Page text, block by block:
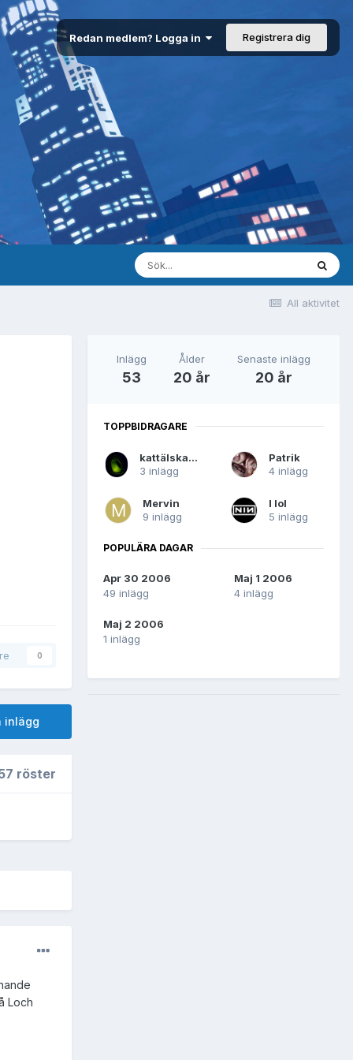
Redan medlem? Logga in Registrera dig
All aktivitet
0
inlägg
röster
Loch
Inlägg
53
Ålder
20 år
Senaste inlägg
20 år
TOPPBIDRAGARE
kattälskaren
3 inlägg
Patrik
4 inlägg
Mervin
9 inlägg
I lol
5 inlägg
POPULÄRA DAGAR
Apr 30 2006
49 inlägg
Maj 1 2006
4 inlägg
Maj 2 2006
1 inlägg